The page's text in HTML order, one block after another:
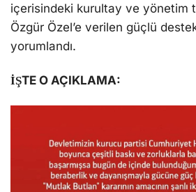
içerisindeki kurultay ve yönetim
Özgür Özel’e verilen güçlü
yorumlandı.
İŞTE O AÇIKLAMA: